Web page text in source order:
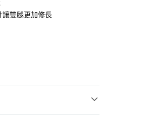
需儲值。
讓雙腿更加修長